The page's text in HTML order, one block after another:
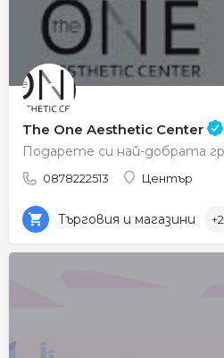
The One Aesthetic Center
0878222513 Център
Търговия и магазини +2